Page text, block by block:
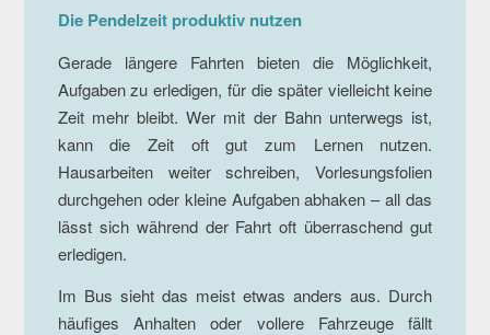
Die Pendelzeit produktiv nutzen
Gerade längere Fahrten bieten die Möglichkeit,
Aufgaben zu erledigen, für die später vielleicht keine
Zeit mehr bleibt. Wer mit der Bahn unterwegs ist,
kann die Zeit oft gut zum Lernen nutzen.
Hausarbeiten weiter schreiben, Vorlesungsfolien
durchgehen oder kleine Aufgaben abhaken – all das
lässt sich während der Fahrt oft überraschend gut
erledigen.
Im Bus sieht das meist etwas anders aus. Durch
häufiges Anhalten oder vollere Fahrzeuge fällt